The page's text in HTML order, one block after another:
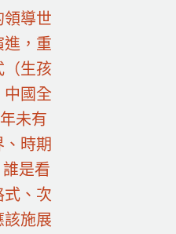
導世
，重
（生孩
國全
未有
時期
是看
、次
施展